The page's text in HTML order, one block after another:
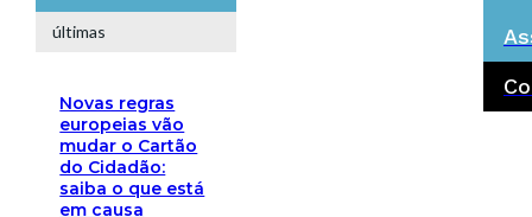
últimas
Novas regras
europeias vão
mudar o Cartão
do Cidadão:
saiba o que está
em causa